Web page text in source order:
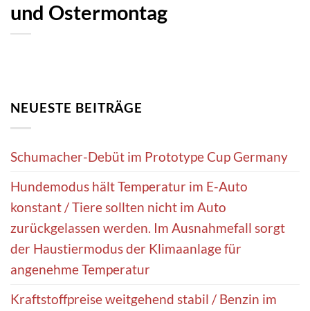
und Ostermontag
NEUESTE BEITRÄGE
Schumacher-Debüt im Prototype Cup Germany
Hundemodus hält Temperatur im E-Auto
konstant / Tiere sollten nicht im Auto
zurückgelassen werden. Im Ausnahmefall sorgt
der Haustiermodus der Klimaanlage für
angenehme Temperatur
Kraftstoffpreise weitgehend stabil / Benzin im